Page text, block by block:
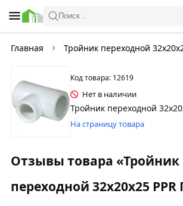
Поиск ..
Главная Тройник переходной
Код товара: 12619
Нет в наличии
Тройник переходной
На страницу товара
Отзывы товара «Тройник
переходной 32х20х25